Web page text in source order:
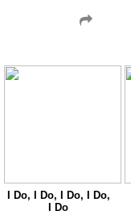
I Do, I Do, I Do, I Do,
I Do